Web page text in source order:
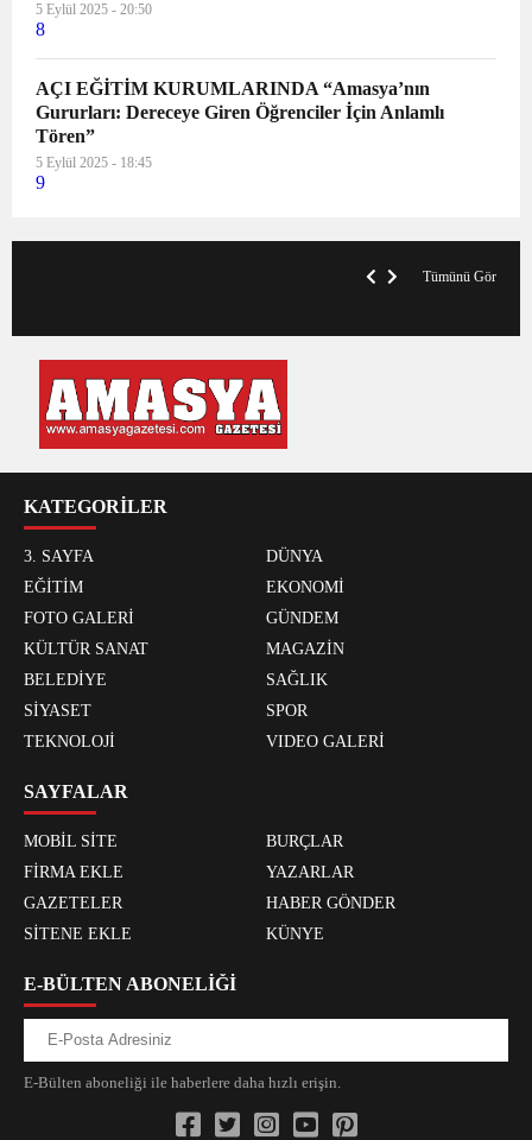
5 Eylül 2025 - 20:50
8
AÇI EĞİTİM KURUMLARINDA “Amasya’nın
Gururları: Dereceye Giren Öğrenciler İçin Anlamlı
Tören”
5 Eylül 2025 - 18:45
9
Tümünü Gör
KATEGORİLER
3. SAYFA
DÜNYA
EĞİTİM
EKONOMİ
FOTO GALERİ
GÜNDEM
KÜLTÜR SANAT
MAGAZİN
BELEDİYE
SAĞLIK
SİYASET
SPOR
TEKNOLOJİ
VIDEO GALERİ
SAYFALAR
MOBİL SİTE
BURÇLAR
FİRMA EKLE
YAZARLAR
GAZETELER
HABER GÖNDER
SİTENE EKLE
KÜNYE
E-BÜLTEN ABONELİĞİ
E-Bülten aboneliği ile haberlere daha hızlı erişin.